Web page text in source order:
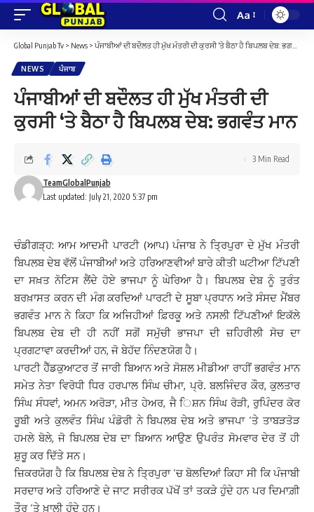
Font
Resizer
Aa
Global Punjab Tv > News > ਪੰਜਾਬੀਆਂ ਦੀ ਬਦੌਲਤ ਹੀ ਮੁੱਖ ਮੰਤਰੀ ਦੀ ਕੁਰਸੀ ‘ਤੇ ਬੈਠਾ ਹੈ ਬਿਪਲਬ ਦੇਬ: ਭਗਵੰਤ ਮਾਨ
NEWS ਪੰਜਾਬ
ਪੰਜਾਬੀਆਂ ਦੀ ਬਦੌਲਤ ਹੀ ਮੁੱਖ ਮੰਤਰੀ ਦੀ
ਕੁਰਸੀ ‘ਤੇ ਬੈਠਾ ਹੈ ਬਿਪਲਬ ਦੇਬ: ਭਗਵੰਤ ਮਾਨ
Last updated: July 21, 2020 5:37 pm
TeamGlobalPunjab
3 Min Read
ਚੰਡੀਗੜ੍ਹ: ਆਮ ਆਦਮੀ ਪਾਰਟੀ (ਆਪ) ਪੰਜਾਬ ਨੇ ਤ੍ਰਿਪੁਰਾ ਦੇ ਮੁੱਖ ਮੰਤਰੀ
ਬਿਪਲਬ ਦੇਬ ਵੱਲੋਂ ਪੰਜਾਬੀਆਂ ਅਤੇ ਹਰਿਆਣਵੀਆਂ ਬਾਰੇ ਕੀਤੀ ਘਟੀਆ ਟਿੱਪਣੀ
ਦਾ ਸਖ਼ਤ ਨੋਟਿਸ ਲੈਂਦੇ ਹੋਏ ਭਾਜਪਾ ਨੂੰ ਘੇਰਿਆ ਹੈ। ਬਿਪਲਬ ਦੇਬ ਨੂੰ ਤੁਰੰਤ
ਬਰਖ਼ਾਸਤ ਕਰਨ ਦੀ ਮੰਗ ਕਰਦਿਆਂ ਪਾਰਟੀ ਦੇ ਸੂਬਾ ਪ੍ਰਧਾਨ ਅਤੇ ਸੰਸਦ ਮੈਂਬਰ
ਭਗਵੰਤ ਮਾਨ ਨੇ ਕਿਹਾ ਕਿ ਅਜਿਹੀਆਂ ਫ਼ਿਰਕੂ ਅਤੇ ਨਸਲੀ ਟਿੱਪਣੀਆਂ ਇਕੱਲੇ
ਬਿਪਲਬ ਦੇਬ ਦੀ ਹੀ ਨਹੀਂ ਸਗੋਂ ਸਮੁੱਚੀ ਭਾਜਪਾ ਦੀ ਜ਼ਹਿਰੀਲੀ ਸੋਚ ਦਾ
ਪ੍ਰਗਟਾਵਾ ਕਰਦੀਆਂ ਹਨ, ਜੋ ਬੇਹੱਦ ਨਿੰਦਣਯੋਗ ਹੈ।
ਪਾਰਟੀ ਹੈੱਡਕੁਆਟਰ ਤੋਂ ਜਾਰੀ ਬਿਆਨ ਅਤੇ ਸੋਸ਼ਲ ਮੀਡੀਆ ਰਾਹੀਂ ਭਗਵੰਤ ਮਾਨ
ਸਮੇਤ ਨੇਤਾ ਵਿਰੋਧੀ ਧਿਰ ਹਰਪਾਲ ਸਿੰਘ ਚੀਮਾ, ਪ੍ਰੋ. ਬਲਜਿੰਦਰ ਕੌਰ, ਕੁਲਤਾਰ
ਸਿੰਘ ਸੰਧਵਾਂ, ਅਮਨ ਅਰੋੜਾ, ਮੀਤ ਹੇਅਰ, ਜੈ ਿਸ਼ਨ ਸਿੰਘ ਰੋੜੀ, ਰੁਪਿੰਦਰ ਕੋਰ
ਰੂਬੀ ਅਤੇ ਕੁਲਵੰਤ ਸਿੰਘ ਪੰਡੋਰੀ ਨੇ ਬਿਪਲਬ ਦੇਬ ਅਤੇ ਭਾਜਪਾ ‘ਤੇ ਤਾਬੜਤੋੜ
ਹਮਲੇ ਬੋਲੇ, ਜੋ ਬਿਪਲਬ ਦੇਬ ਦਾ ਬਿਆਨ ਆਉਣ ਉਪਰੰਤ ਸੋਮਵਾਰ ਦੇਰ ਤੋਂ ਹੀ
ਸ਼ੁਰੂ ਕਰ ਦਿੱਤੇ ਸਨ।
ਜ਼ਿਕਰਯੋਗ ਹੈ ਕਿ ਬਿਪਲਬ ਦੇਬ ਨੇ ਤ੍ਰਿਪੁਰਾ ‘ਚ ਬੋਲਦਿਆਂ ਕਿਹਾ ਸੀ ਕਿ ਪੰਜਾਬੀ
ਸਰਦਾਰ ਅਤੇ ਹਰਿਆਣੇ ਦੇ ਜਾਟ ਸਰੀਰਕ ਪੱਖੋਂ ਤਾਂ ਤਕੜੇ ਹੁੰਦੇ ਹਨ ਪਰ ਦਿਮਾਗ਼ੀ
ਤੌਰ ‘ਤੇ ਖ਼ਾਲੀ ਹੁੰਦੇ ਹਨ।